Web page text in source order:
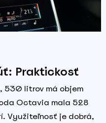
Praktickosť
530 litrov má objem
Octavia mala 528
Využiteľnosť je dobrá,